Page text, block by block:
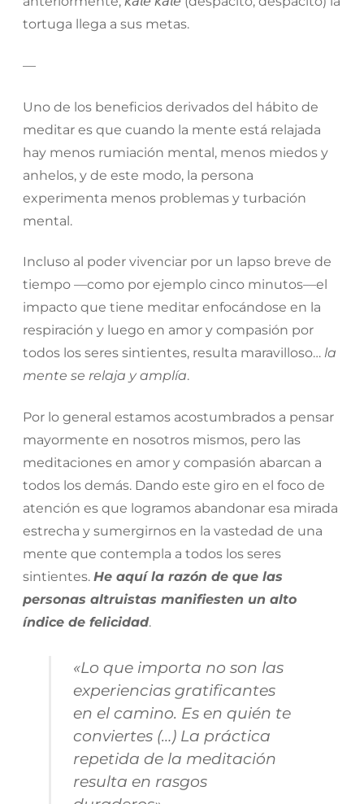
tortuga llega a sus metas.
—
Uno de los beneficios derivados del hábito de
meditar es que cuando la mente está relajada
hay menos rumiación mental, menos miedos y
anhelos, y de este modo, la persona
experimenta menos problemas y turbación
mental.
Incluso al poder vivenciar por un lapso breve de
tiempo —como por ejemplo cinco minutos—el
impacto que tiene meditar enfocándose en la
respiración y luego en amor y compasión por
todos los seres sintientes, resulta maravilloso…la
mente se relaja y amplía.
Por lo general estamos acostumbrados a pensar
mayormente en nosotros mismos, pero las
meditaciones en amor y compasión abarcan a
todos los demás. Dando este giro en el foco de
atención es que logramos abandonar esa mirada
estrecha y sumergirnos en la vastedad de una
mente que contempla a todos los seres
sintientes.He aquí la razón de que las
personas altruistas manifiesten un alto
índice de felicidad.
«Lo que importa no son las
experiencias gratificantes
en el camino. Es en quién te
conviertes (…) La práctica
repetida de la meditación
resulta en rasgos